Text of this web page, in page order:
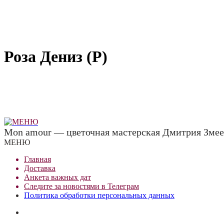
Роза Дениз (Р)
Mon amour — цветочная мастерская Дмитрия
МЕНЮ
Главная
Доставка
Анкета важных дат
Следите за новостями в Телеграм
Политика обработки персональных данных